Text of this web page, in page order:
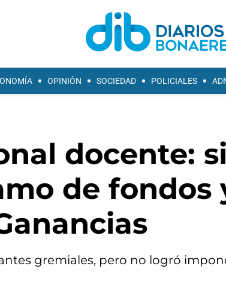
OPINIÓN SOCIEDAD POLICIALES
docente:
de fondos
gremiales, pero no logró